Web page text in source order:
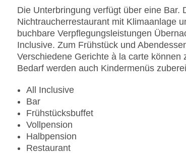
Zahlungsarten: American Express,
Landeskategorie: 4 Sterne
Die Unterbringung verfügt über eine Bar.
Nichtraucherrestaurant mit Klimaanlage
buchbare Verpflegungsleistungen
Inclusive. Zum Frühstück und
Verschiedene Gerichte à la carte
Bedarf werden auch Kindermenüs
All Inclusive
Bar
Frühstücksbuffet
Vollpension
Halbpension
Restaurant